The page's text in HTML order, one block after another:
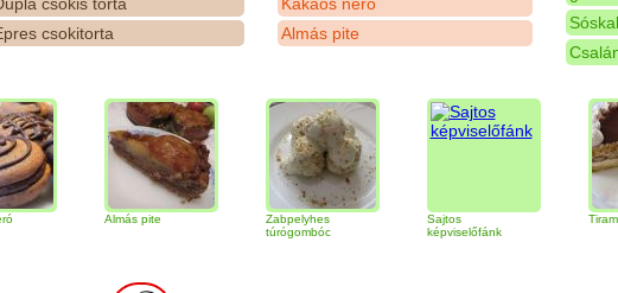
csokitorta
Almás pite
Almás pite
Zabpelyhes
túrógombóc
képviselőfánk
Tiramisu torta